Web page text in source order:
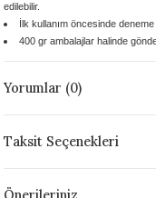
- 1046 °C
- 1046 °C
°C
edilebilir.
İlk kullanım öncesinde deneme
400 gr ambalajlarhalinde
Yorumlar (0)
Taksit Seçenekleri